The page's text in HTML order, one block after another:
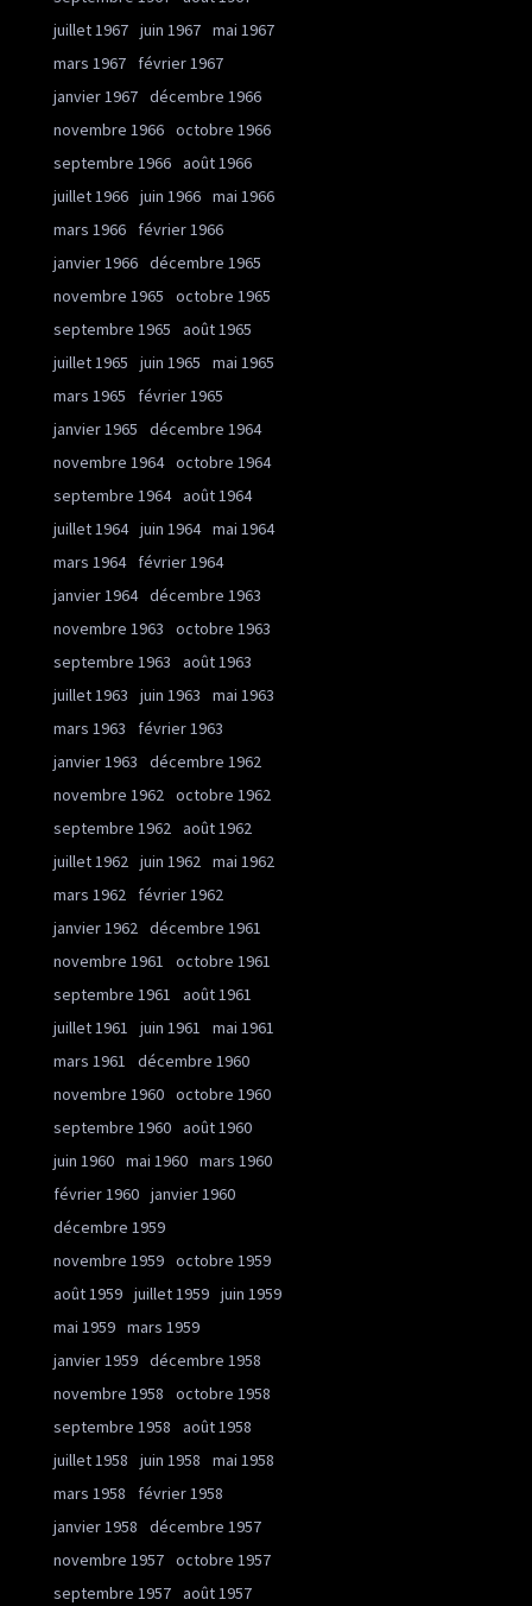
juillet 1967 juin 1967 mai 1967
mars 1967
février 1967
janvier 1967 décembre 1966
novembre 1966 octobre 1966
septembre 1966 août 1966
juillet 1966 juin 1966 mai 1966
mars 1966
février 1966
janvier 1966 décembre 1965
novembre 1965
octobre 1965
septembre 1965
août 1965
juillet 1965
juin 1965
mai 1965
mars 1965
février 1965
janvier 1965
décembre 1964
novembre 1964 octobre 1964
septembre 1964 août 1964
juillet 1964 juin 1964 mai 1964
mars 1964
février 1964
janvier 1964 décembre 1963
novembre 1963
octobre 1963
septembre 1963
août 1963
juillet 1963
juin 1963
mai 1963
mars 1963
février 1963
janvier 1963
décembre 1962
novembre 1962 octobre 1962
septembre 1962 août 1962
juillet 1962 juin 1962 mai 1962
mars 1962
février 1962
janvier 1962 décembre 1961
novembre 1961
octobre 1961
septembre 1961
août 1961
juillet 1961
juin 1961
mai 1961
mars 1961
décembre 1960
novembre 1960 octobre 1960
septembre 1960 août 1960
juin 1960 mai 1960 mars 1960
février 1960 janvier 1960
décembre 1959
novembre 1959 octobre 1959
août 1959 juillet 1959 juin 1959
mai 1959 mars 1959
janvier 1959 décembre 1958
novembre 1958
octobre 1958
septembre 1958
août 1958
juillet 1958
juin 1958
mai 1958
mars 1958
février 1958
janvier 1958
décembre 1957
novembre 1957 octobre 1957
septembre 1957 août 1957